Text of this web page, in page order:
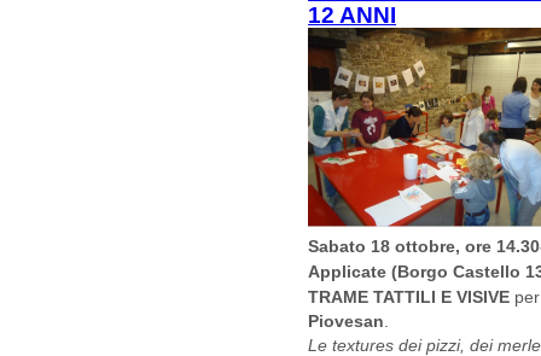
12 ANNI
Sabato 18 ottobre, ore
Applicate (Borgo Castello
TRAME TATTILI E VISIVE
Piovesan
Le textures dei pizzi, dei